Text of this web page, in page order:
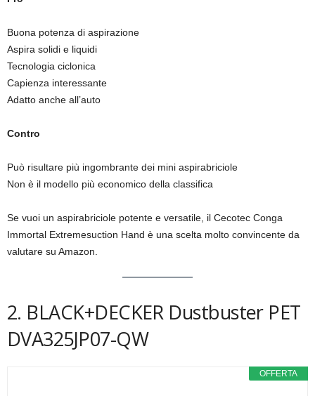
Buona potenza di aspirazione
Aspira solidi e liquidi
Tecnologia ciclonica
Capienza interessante
Adatto anche all’auto
Contro
Può risultare più ingombrante dei mini aspirabriciole
Non è il modello più economico della classifica
Se vuoi un aspirabriciole potente e versatile, il Cecotec Conga
Immortal Extremesuction Hand è una scelta molto convincente da
valutare su Amazon.
2. BLACK+DECKER Dustbuster PET
DVA325JP07-QW
OFFERTA